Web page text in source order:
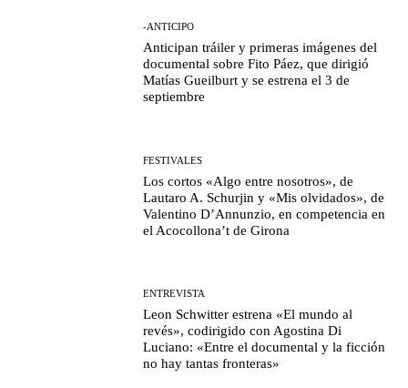
-ANTICIPO
Anticipan tráiler y primeras imágenes del
documental sobre Fito Páez, que dirigió
Matías Gueilburt y se estrena el 3 de
septiembre
FESTIVALES
Los cortos «Algo entre nosotros», de
Lautaro A. Schurjin y «Mis olvidados», de
Valentino D’Annunzio, en competencia en
el Acocollona’t de Girona
ENTREVISTA
Leon Schwitter estrena «El mundo al
revés», codirigido con Agostina Di
Luciano: «Entre el documental y la ficción
no hay tantas fronteras»